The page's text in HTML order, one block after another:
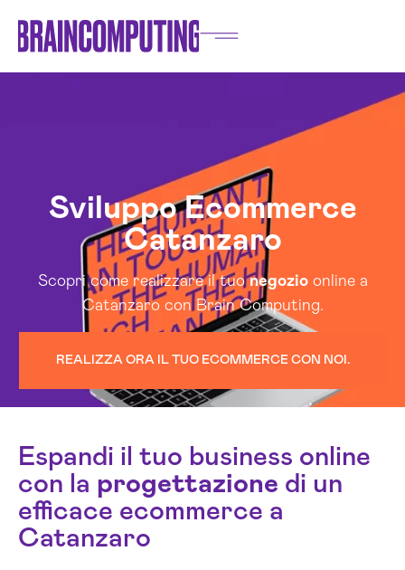
Sviluppo Ecommerce
Catanzaro
Scopri come realizzare il tuonegozioonline a
Catanzaro con Brain Computing.
REALIZZA ORA IL TUO ECOMMERCE CON NOI.
Espandi il tuo business online
con la progettazione di un
efficace ecommerce a
Catanzaro